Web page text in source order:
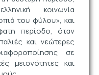
κοινωνία
του φύλου», και
περίοδο, όταν
και νεώτερες
σε
μειονότητες και